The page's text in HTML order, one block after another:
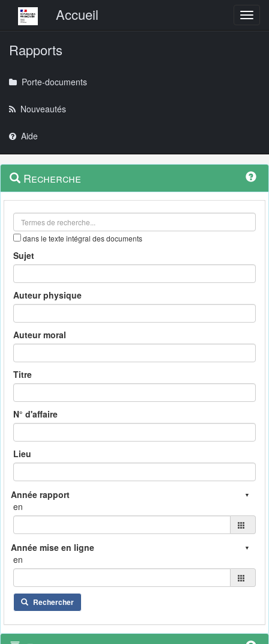
Menu principalAccueil
Rapports
Porte-documents
Nouveautés
Aide
Navigation
outils
Menu
contextuel
Recherche
dans le texte intégral des documents
Sujet
Auteur physique
Auteur moral
Titre
N° d'affaire
Lieu
en
en
Rechercher